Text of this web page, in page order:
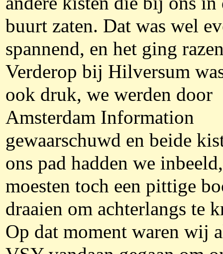
buurt zaten. Dat was wel
spannend, en het ging
Verderop bij Hilversum
ook druk, we werden door
Amsterdam Information
gewaarschuwd en beide
ons pad hadden we
moesten toch een pittige
draaien om achterlangs te
Op dat moment waren wij